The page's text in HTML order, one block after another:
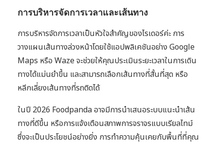
การบริหารจัดการเวลาและเส้นทาง
การบริหารจัดการเวลาเป็นหัวใจสำคัญของไรเดอร์ค่ะ การ
วางแผนเส้นทางล่วงหน้าโดยใช้แอปพลิเคชันอย่าง Google
Maps หรือ Waze จะช่วยให้คุณประเมินระยะเวลาในการเดิน
ทางได้แม่นยำขึ้น และสามารถเลือกเส้นทางที่สั้นที่สุด หรือ
หลีกเลี่ยงเส้นทางที่รถติดได้
ในปี 2026 Foodpanda อาจมีการนำเสนอระบบแนะนำเส้น
ทางที่ดีขึ้น หรือการแจ้งเตือนสภาพการจราจรแบบเรียลไทม์
ซึ่งจะเป็นประโยชน์อย่างยิ่ง การทำความคุ้นเคยกับพื้นที่ที่คุณ